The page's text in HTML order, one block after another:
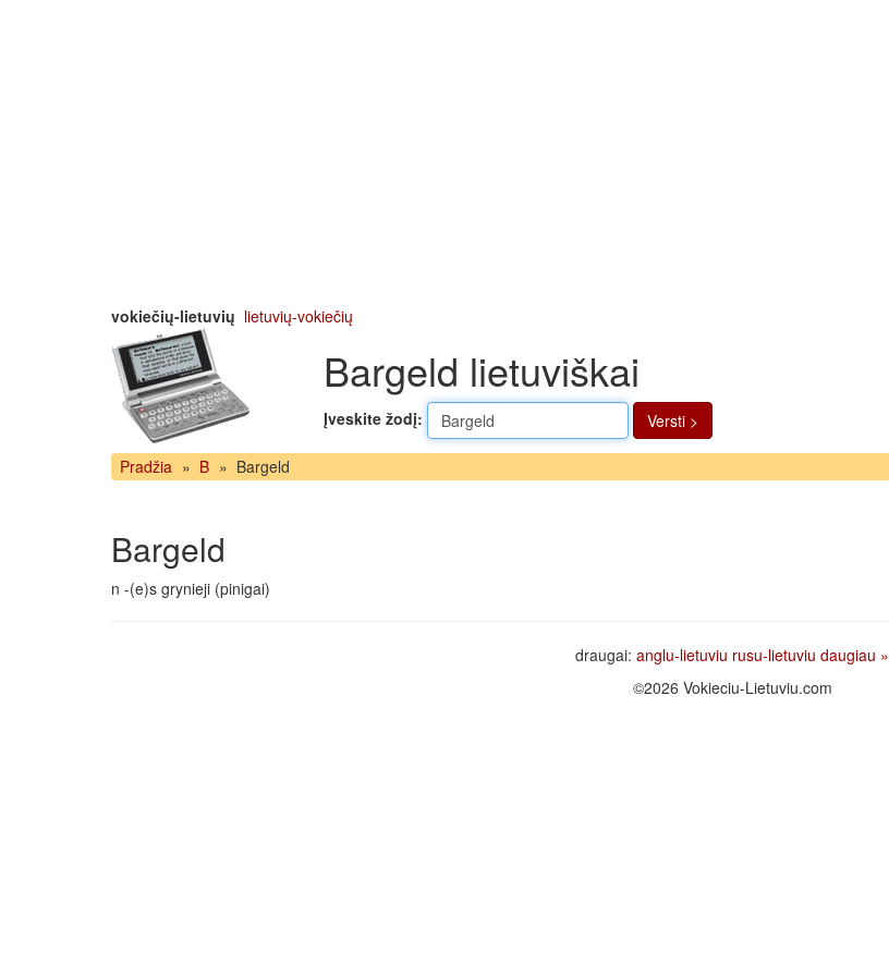
vokiečių-lietuvių lietuvių-vokiečių
Bargeld lietuviškai
Įveskite žodį: Versti >
Pradžia » B » Bargeld
Bargeld
n -(e)s grynieji (pinigai)
draugai: anglu-lietuviu rusu-lietuviu daugiau »
©2026 Vokieciu-Lietuviu.com